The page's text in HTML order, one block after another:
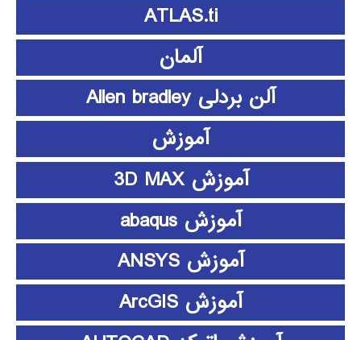
ATLAS.ti
آلمان
آلن بردلی Allen bradley
آموزش
آموزش 3D MAX
آموزش abaqus
آموزش ANSYS
آموزش ArcGIS